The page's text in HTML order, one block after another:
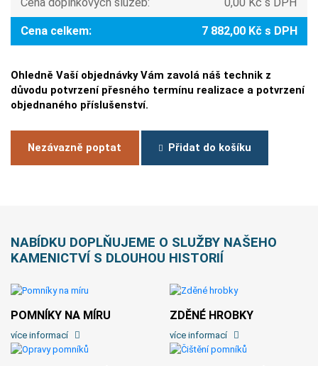
Cena celkem: 7 882,00 Kč s DPH
Ohledně Vaší objednávky Vám zavolá náš technik z
důvodu potvrzení přesného termínu realizace a potvrzení
objednaného příslušenství.
Nezávazně poptat Přidat do košíku
NABÍDKU DOPLŇUJEME O SLUŽBY NAŠEHO
KAMENICTVÍ S DLOUHOU HISTORIÍ
POMNÍKY NA MÍRU
více informací
ZDĚNÉ HROBKY
více informací